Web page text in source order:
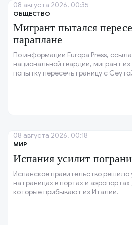
ОБЩЕСТВО
Мигрант пытался
параплане
По информации Europa Press,
национальной гвардии, мигрант
попытку пересечь границу с
08 августа 2026, 00:35
МИР
Испания усилит
Испанское правительство
на границах в портах и
которые прибывают из Италии.
08 августа 2026, 00:18